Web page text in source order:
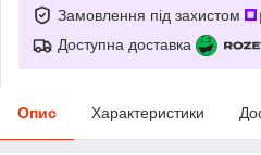
Замовлення під захистом
Доступна доставка
Опис Характеристики